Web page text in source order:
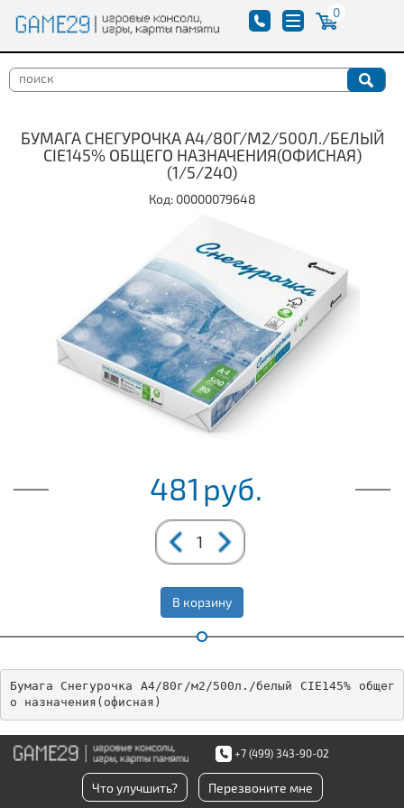
0
БУМАГА СНЕГУРОЧКА A4/80Г/М2/500Л./БЕЛЫЙ
CIE145% ОБЩЕГО НАЗНАЧЕНИЯ(ОФИСНАЯ)
(1/5/240)
Код: 00000079648
481 руб.
В корзину
Бумага Снегурочка A4/80г/м2/500л./белый CIE145% общег
о назначения(офисная)
+7 (499) 343-90-02
Что улучшить? Перезвоните мне